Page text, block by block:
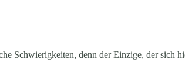
Schwierigkeiten, denn der Einzige, der sich